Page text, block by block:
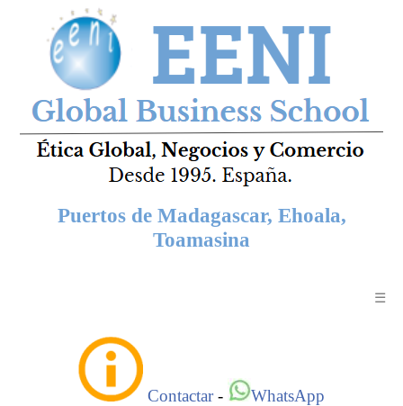
Puertos de Madagascar, Ehoala,
Toamasina
☰
Contactar- WhatsApp